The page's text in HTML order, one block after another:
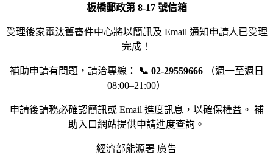
板橋郵政第 8-17 號信箱
受理後家電汰舊審件中心將以簡訊及 Email 通知申請人已受理
完成！
補助申請有問題，請洽專線： 📞 02-29559666（週一至週日
08:00–21:00）
申請後請務必確認簡訊或 Email 進度訊息，以確保權益。 補
助入口網站提供申請進度查詢。
經濟部能源署 廣告